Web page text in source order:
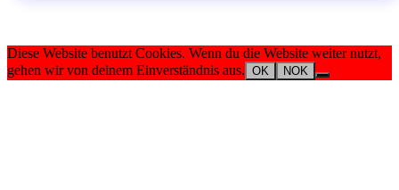
Diese Website benutzt Cookies. Wenn du die Website weiter nutzt,
gehen wir von deinem Einverständnis aus. OK NOK